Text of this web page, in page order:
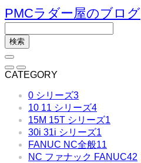
PMCラダー屋のブログ
CATEGORY
0 シリーズ3
10 11 シリーズ4
15M 15T シリーズ1
30i 31i シリーズ1
FANUC NC全般11
NC ファナック FANUC42